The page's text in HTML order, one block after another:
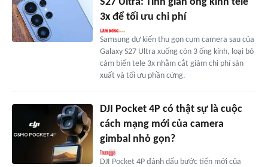
3x để tối ưu chi phí
Samsung dự kiến thu gọn cụm camera sau của
Galaxy S27 Ultra xuống còn 3 ống kính, loại bỏ
cảm biến tele 3x nhằm cắt giảm chi phí sản
xuất và tối ưu phần cứng.
DJI Pocket 4P có thật sự là cuộc
cách mạng mới của camera
gimbal nhỏ gọn?
DJI Pocket 4P đánh dấu bước tiến mới của